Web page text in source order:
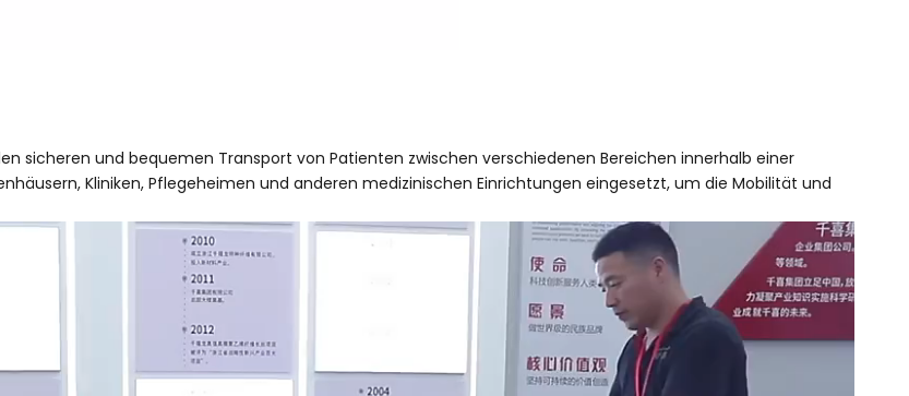
sicheren und bequemen Transport von Patienten zwischen verschiedenen Bereichen innerhalb einer
Kliniken, Pflegeheimen und anderen medizinischen Einrichtungen eingesetzt, um die Mobilität und